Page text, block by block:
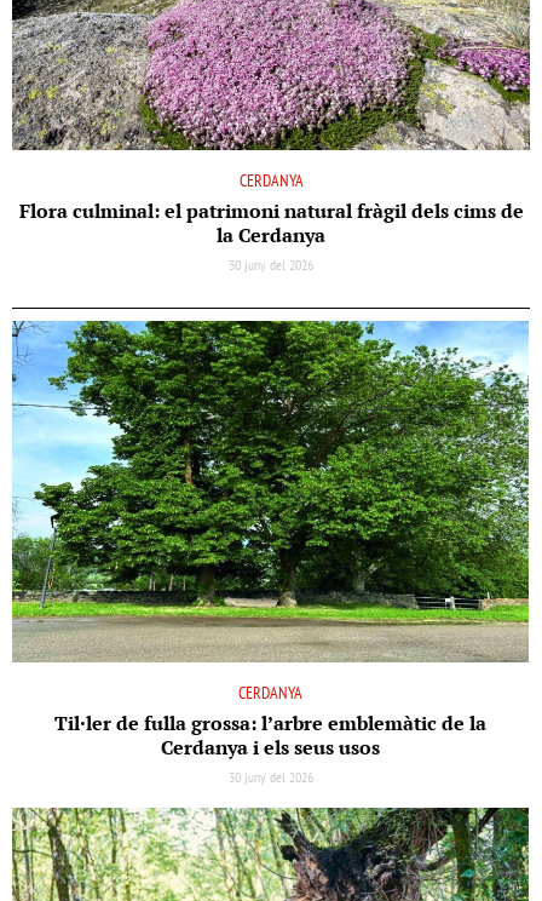
CERDANYA
Flora culminal: el patrimoni natural fràgil dels cims de
la Cerdanya
30 juny del 2026
CERDANYA
Til·ler de fulla grossa: l’arbre emblemàtic de la
Cerdanya i els seus usos
30 juny del 2026